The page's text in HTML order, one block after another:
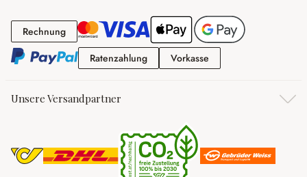
RechnungRechnung
RatenzahlungRatenzahlung
Vorkasse
Unsere Versandpartner